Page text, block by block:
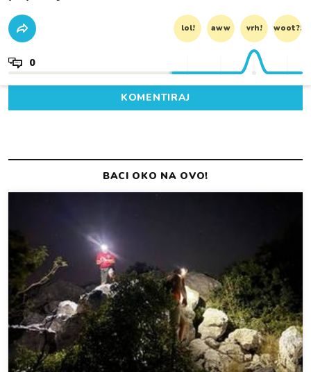
lol! aww vrh! woot?!
0
KOMENTIRAJ